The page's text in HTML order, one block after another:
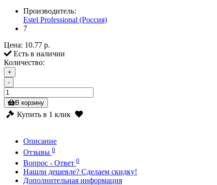
Производитель:
Estel Professional (Россия)
7
Цена: 10.77 р.
Есть в наличии
Количество:
+
-
В корзину
Купить в 1 клик
Описание
Отзывы 0
Вопрос - Ответ 0
Нашли дешевле? Сделаем скидку!
Дополнительная информация